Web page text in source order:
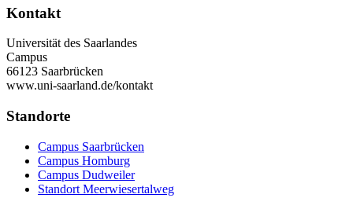
Kontakt
Universität des Saarlandes
Campus
66123 Saarbrücken
www.uni-saarland.de/kontakt
Standorte
Campus Saarbrücken
Campus Homburg
Campus Dudweiler
Standort Meerwiesertalweg